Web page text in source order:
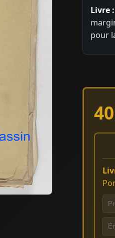
Livre :
pour